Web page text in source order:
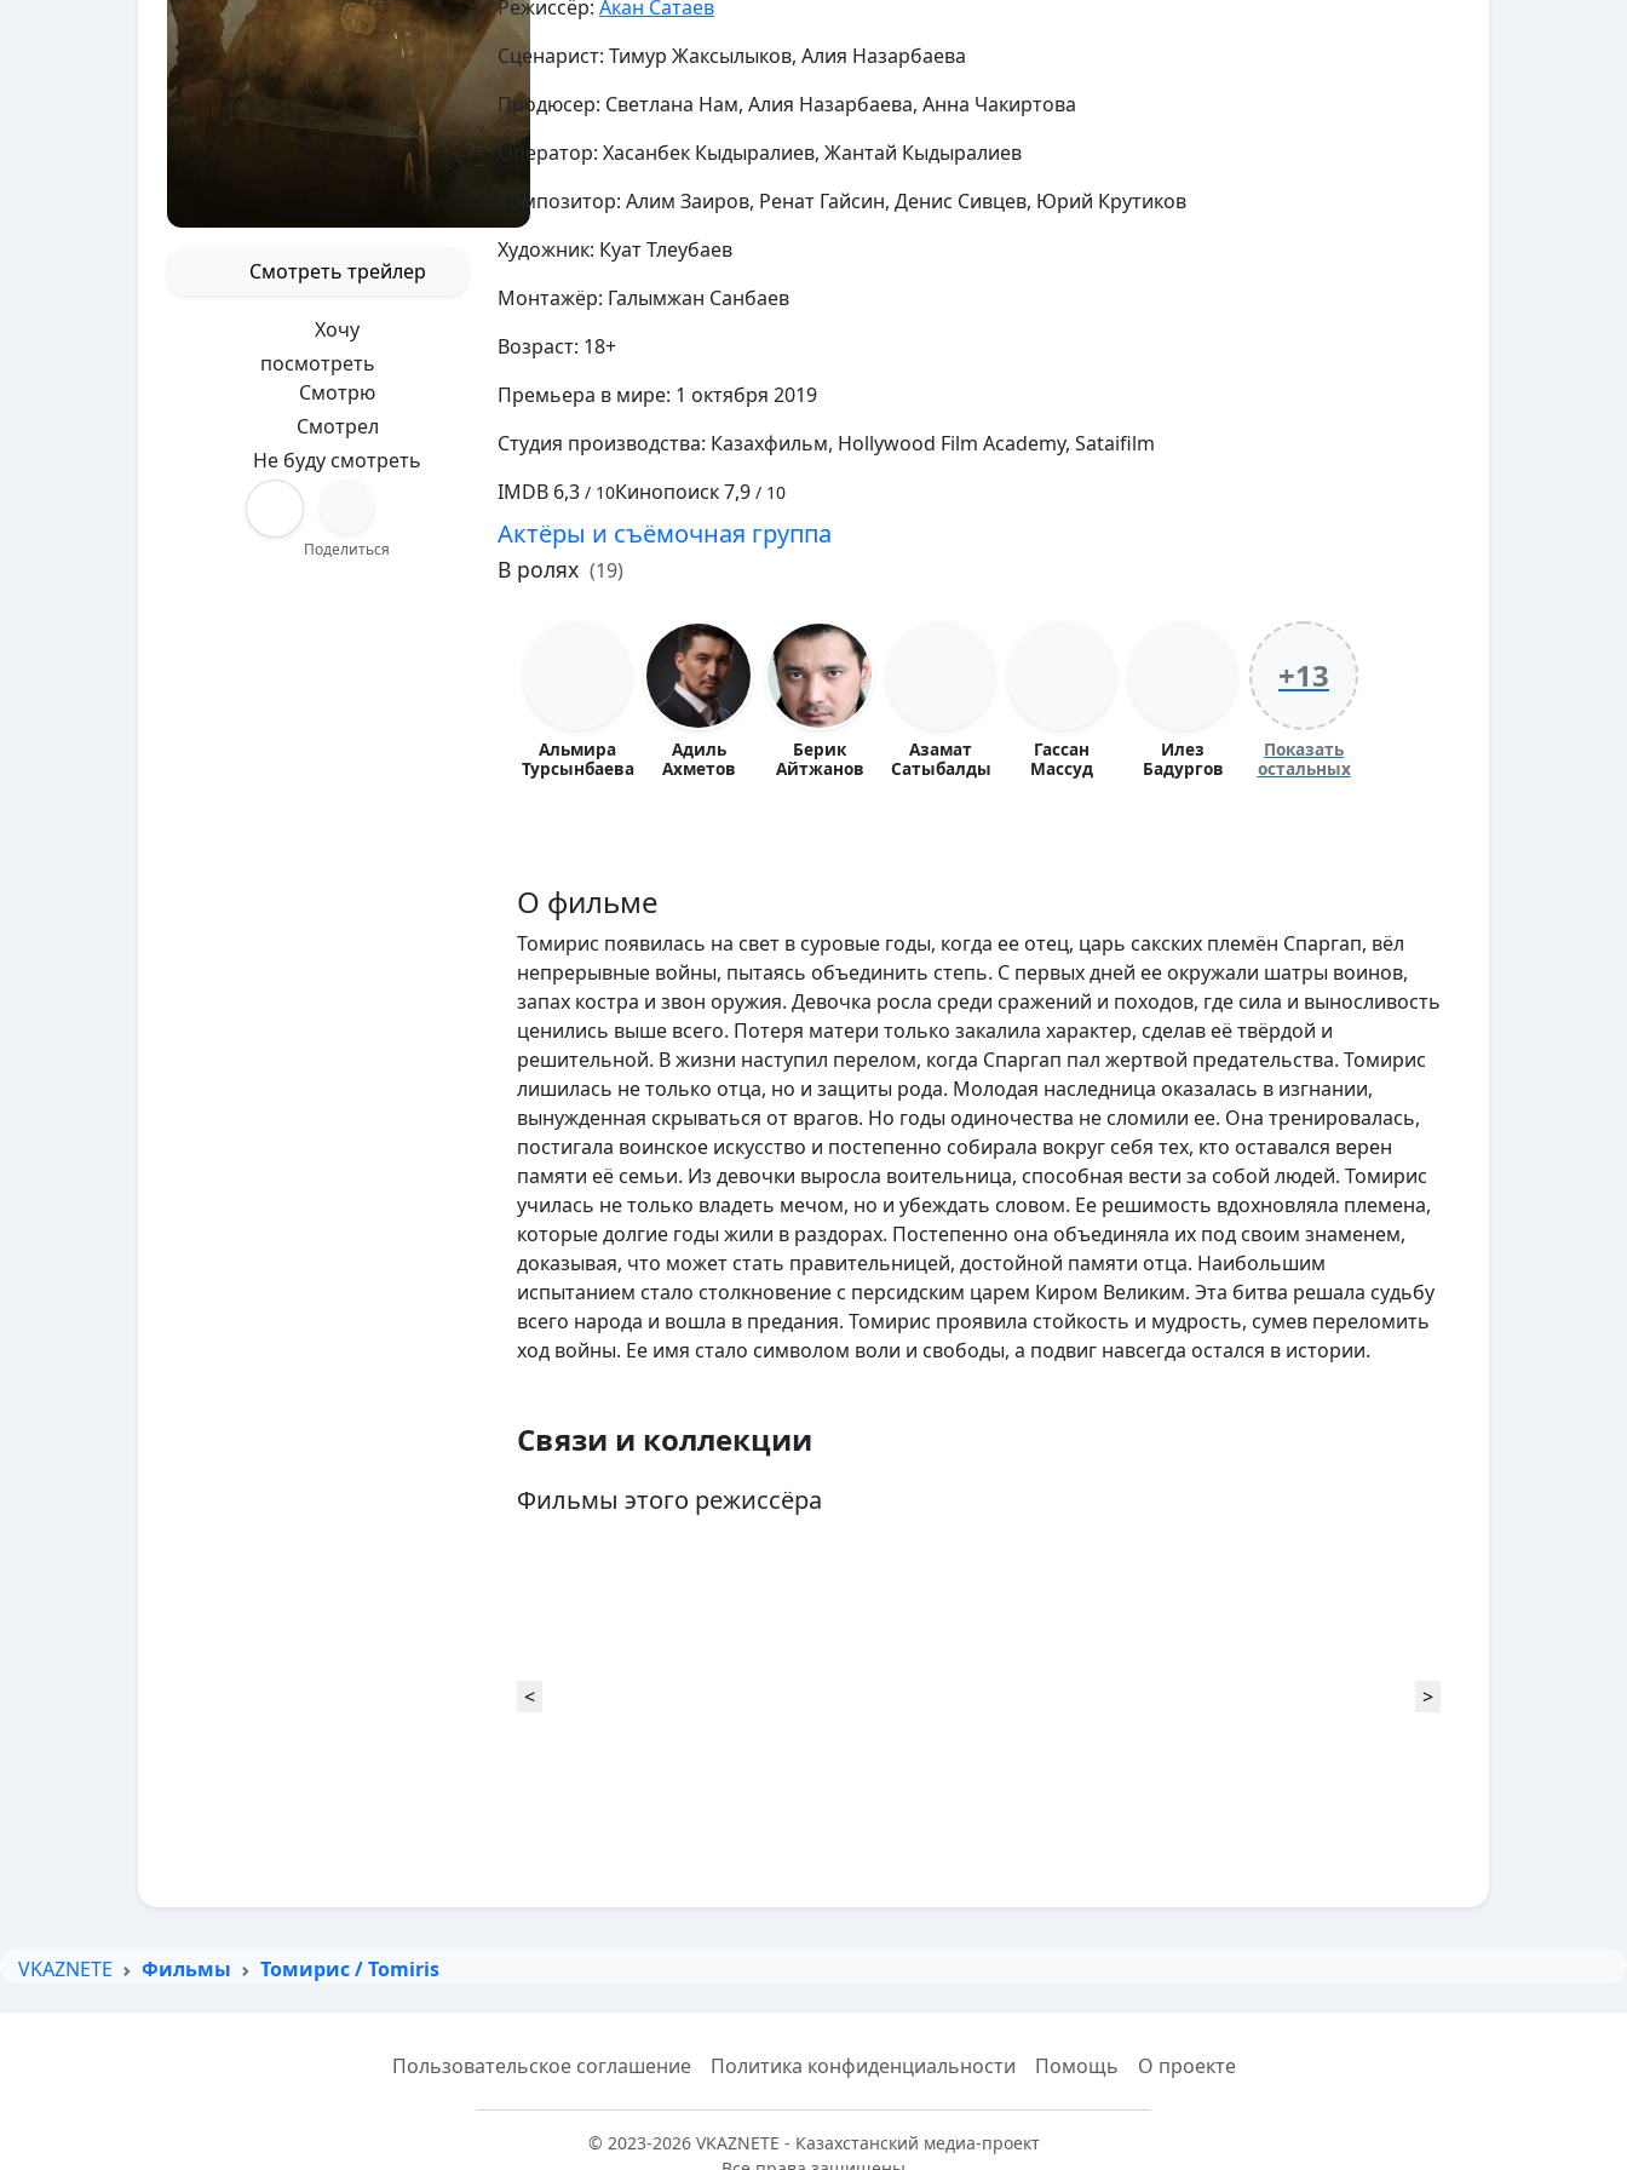
Смотреть трейлер
Хочу
посмотреть
Смотрю
Смотрел
Не буду смотреть
Поделиться
Режиссёр: Акан Сатаев
Сценарист: Тимур Жаксылыков, Алия Назарбаева
Продюсер: Светлана Нам, Алия Назарбаева, Анна Чакиртова
Оператор: Хасанбек Кыдыралиев, Жантай Кыдыралиев
Композитор: Алим Заиров, Ренат Гайсин, Денис Сивцев, Юрий Крутиков
Художник: Куат Тлеубаев
Монтажёр: Галымжан Санбаев
Возраст: 18+
Премьера в мире: 1 октября 2019
Студия производства: Казахфильм, Hollywood Film Academy, Sataifilm
IMDB 6,3 / 10Кинопоиск7,9 / 10
Актёры и съёмочная группа
В ролях (19)
Альмира
Турсынбаева
Адиль
Ахметов
Берик
Айтжанов
Азамат
Сатыбалды
Гассан
Массуд
Илез
Бадургов
+13
Показать
остальных
О фильме
Томирис появилась на свет в суровые годы, когда ее отец, царь сакских племён Спаргап, вёл
непрерывные войны, пытаясь объединить степь. С первых дней ее окружали шатры воинов,
запах костра и звон оружия. Девочка росла среди сражений и походов, где сила и выносливость
ценились выше всего. Потеря матери только закалила характер, сделав её твёрдой и
решительной. В жизни наступил перелом, когда Спаргап пал жертвой предательства. Томирис
лишилась не только отца, но и защиты рода. Молодая наследница оказалась в изгнании,
вынужденная скрываться от врагов. Но годы одиночества не сломили ее. Она тренировалась,
постигала воинское искусство и постепенно собирала вокруг себя тех, кто оставался верен
памяти её семьи. Из девочки выросла воительница, способная вести за собой людей. Томирис
училась не только владеть мечом, но и убеждать словом. Ее решимость вдохновляла племена,
которые долгие годы жили в раздорах. Постепенно она объединяла их под своим знаменем,
доказывая, что может стать правительницей, достойной памяти отца. Наибольшим
испытанием стало столкновение с персидским царем Киром Великим. Эта битва решала судьбу
всего народа и вошла в предания. Томирис проявила стойкость и мудрость, сумев переломить
ход войны. Ее имя стало символом воли и свободы, а подвиг навсегда остался в истории.
Связи и коллекции
Фильмы этого режиссёра
< >
VKAZNETE Фильмы Томирис / Tomiris
Пользовательское соглашение Политика конфиденциальности Помощь О проекте
© 2023-2026 VKAZNETE - Казахстанский медиа-проект